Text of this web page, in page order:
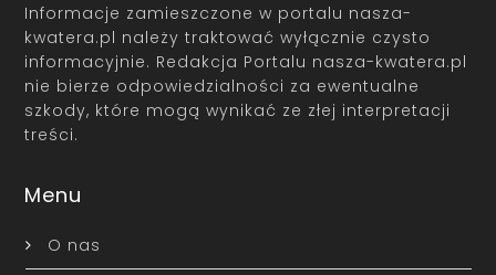
Informacje zamieszczone w portalu nasza-
kwatera.pl należy traktować wyłącznie czysto
informacyjnie. Redakcja Portalu nasza-kwatera.pl
nie bierze odpowiedzialności za ewentualne
szkody, które mogą wynikać ze złej interpretacji
treści.
Menu
O nas